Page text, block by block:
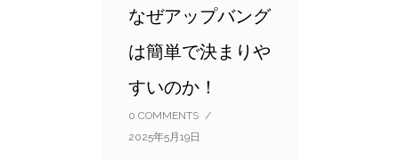
なぜアップバング
は簡単で決まりや
すいのか！
0 COMMENTS /
2025年5月19日